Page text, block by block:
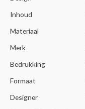
Inhoud
Materiaal
Merk
Bedrukking
Formaat
Designer